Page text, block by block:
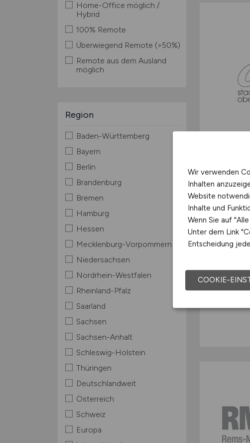
Home-Office möglich /
Hybrid
100% Remote
Überwiegend Remote (>50%)
Remote aus dem Ausland
möglich
Region
Baden-Württemberg
Bayern
Berlin
Brandenburg
Bremen
Hamburg
Hessen
Mecklenburg-Vorpommern
Niedersachsen
Nordrhein-Westfalen
Rheinland-Pfalz
Saarland
Sachsen
Sachsen-Anhalt
Schleswig-Holstein
Thüringen
Deutschlandweit
Österreich
Schweiz
Europa
Wir verwenden
Inhalten
Website
Inhalte und
Wenn Sie auf
Unter dem Link
Entscheidung
COOKIE-